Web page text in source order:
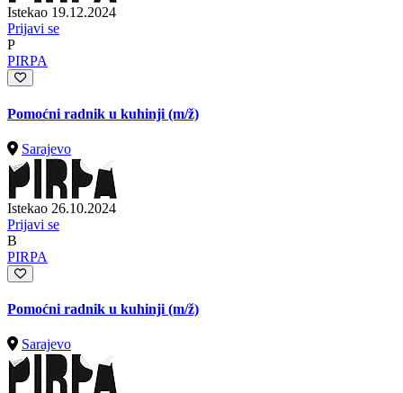
Istekao 19.12.2024
Prijavi se
P
PIRPA
Pomoćni radnik u kuhinji (m/ž)
Sarajevo
Istekao 26.10.2024
Prijavi se
B
PIRPA
Pomoćni radnik u kuhinji (m/ž)
Sarajevo